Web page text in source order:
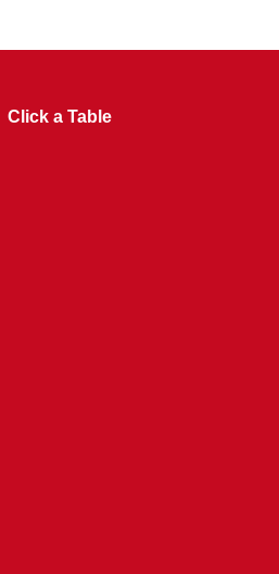
Click a Table